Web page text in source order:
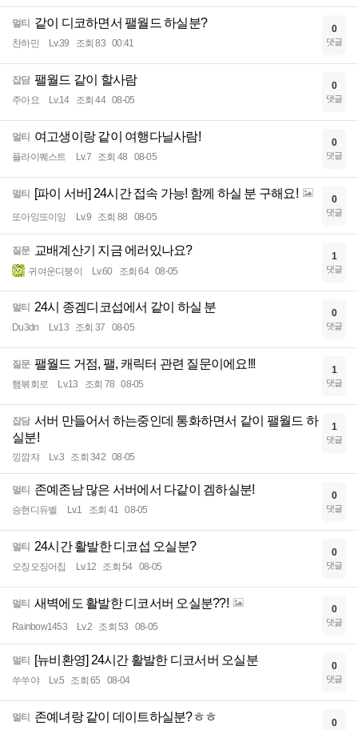
멀티 같이 디코하면서 팰월드 하실분?
찬하민 Lv.39 조회 83 00:41
0
댓글
잡담 팰월드 같이 할사람
주아요 Lv.14 조회 44 08-05
0
댓글
멀티 여고생이랑 같이 여행다닐사람!
플라이퀘스트 Lv.7 조회 48 08-05
0
댓글
멀티 [파이 서버] 24시간 접속 가능! 함께 하실 분 구해요!
또아잉또이잉 Lv.9 조회 88 08-05
0
댓글
질문 교배계산기 지금 에러있나요?
귀여운디붕이 Lv.60 조회 64 08-05
1
댓글
멀티 24시 종겜디코섭에서 같이 하실 분
Du3dn Lv.13 조회 37 08-05
0
댓글
질문 팰월드 거점, 팰, 캐릭터 관련 질문이에요!!!
햄볶회로 Lv.13 조회 78 08-05
1
댓글
잡담 서버 만들어서 하는중인데 통화하면서 같이 팰월드 하
실분!
낑깜쟈 Lv.3 조회 342 08-05
1
댓글
멀티 존예존남 많은 서버에서 다같이 겜하실분!
승현디듀벨 Lv.1 조회 41 08-05
0
댓글
멀티 24시간 활발한 디코섭 오실분?
오징오징어칩 Lv.12 조회 54 08-05
0
댓글
멀티 새벽에도 활발한 디코서버 오실분??!
Rainbow1453 Lv.2 조회 53 08-05
0
댓글
멀티 [뉴비환영] 24시간 활발한 디코서버 오실분
쑤쑤야 Lv.5 조회 65 08-04
0
댓글
멀티 존예녀랑 같이 데이트하실분?ㅎㅎ 0